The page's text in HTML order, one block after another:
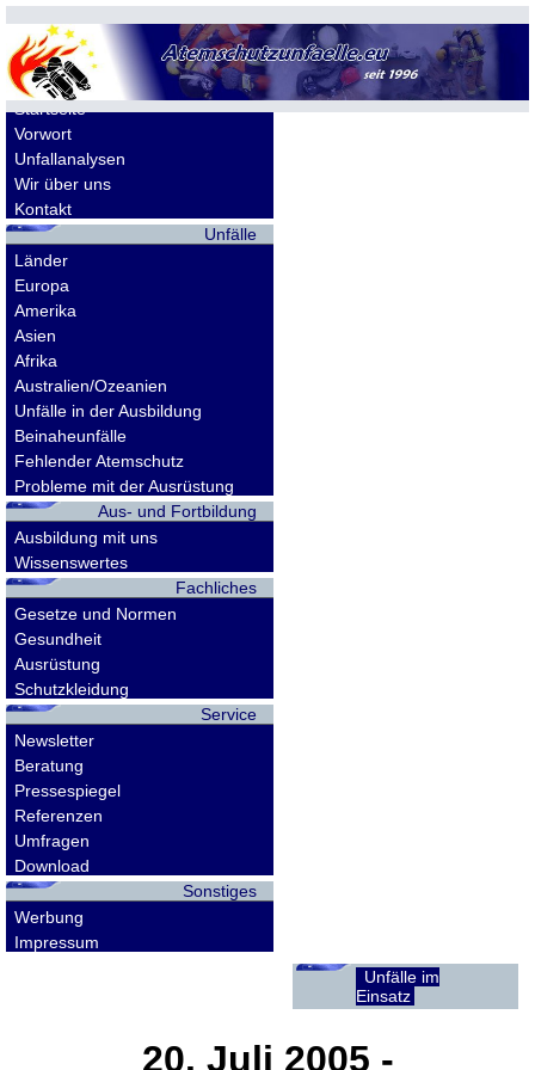
Allgemeines
Startseite
Vorwort
Unfallanalysen
Wir über uns
Kontakt
Unfälle
Länder
Europa
Amerika
Asien
Afrika
Australien/Ozeanien
Unfälle in der Ausbildung
Beinaheunfälle
Fehlender Atemschutz
Probleme mit der Ausrüstung
Aus- und Fortbildung
Ausbildung mit uns
Wissenswertes
Fachliches
Gesetze und Normen
Gesundheit
Ausrüstung
Schutzkleidung
Service
Newsletter
Beratung
Pressespiegel
Referenzen
Umfragen
Download
Sonstiges
Werbung
Impressum
Unfälle im
Einsatz
20. Juli 2005 -